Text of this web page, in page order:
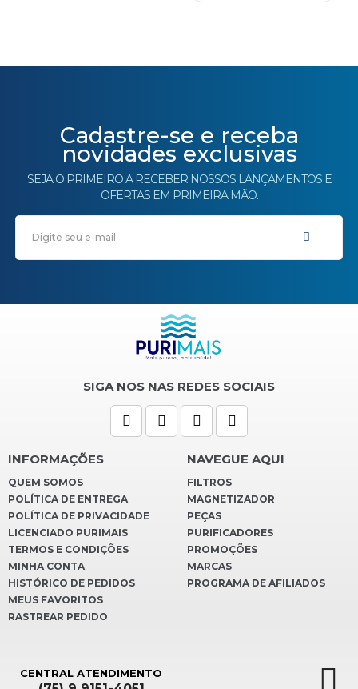
Cadastre-se e receba
novidades exclusivas
SEJA O PRIMEIRO A RECEBER NOSSOS LANÇAMENTOS E
OFERTAS EM PRIMEIRA MÃO.
SIGA NOS NAS REDES SOCIAIS
INFORMAÇÕES
QUEM SOMOS
POLÍTICA DE ENTREGA
POLÍTICA DE PRIVACIDADE
LICENCIADO PURIMAIS
TERMOS E CONDIÇÕES
MINHA CONTA
HISTÓRICO DE PEDIDOS
MEUS FAVORITOS
RASTREAR PEDIDO
NAVEGUE AQUI
FILTROS
MAGNETIZADOR
PEÇAS
PURIFICADORES
PROMOÇÕES
MARCAS
PROGRAMA DE AFILIADOS
CENTRAL ATENDIMENTO